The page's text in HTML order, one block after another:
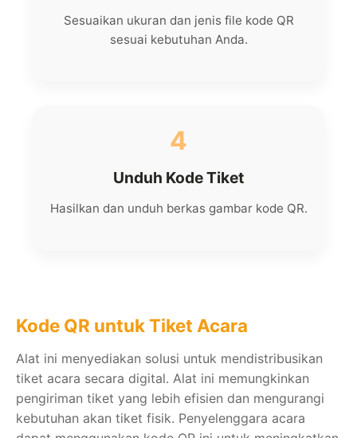
Sesuaikan ukuran dan jenis file kode QR
sesuai kebutuhan Anda.
4
Unduh Kode Tiket
Hasilkan dan unduh berkas gambar kode QR.
Kode QR untuk Tiket Acara
Alat ini menyediakan solusi untuk mendistribusikan
tiket acara secara digital. Alat ini memungkinkan
pengiriman tiket yang lebih efisien dan mengurangi
kebutuhan akan tiket fisik. Penyelenggara acara